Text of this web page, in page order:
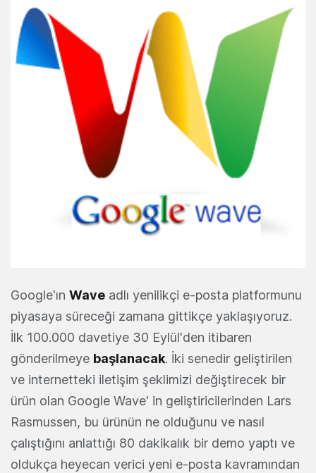
Google'ın Wave adlı yenilikçi e-posta platformunu
piyasaya süreceği zamana gittikçe yaklaşıyoruz.
İlk 100.000 davetiye 30 Eylül'den itibaren
gönderilmeye başlanacak. İki senedir geliştirilen
ve internetteki iletişim şeklimizi değiştirecek bir
ürün olan Google Wave' in geliştiricilerinden Lars
Rasmussen, bu ürünün ne olduğunu ve nasıl
çalıştığını anlattığı 80 dakikalık bir demo yaptı ve
oldukça heyecan verici yeni e-posta kavramından